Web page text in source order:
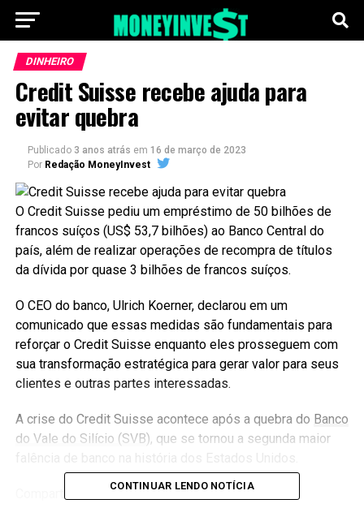
DINHEIRO
Credit Suisse recebe ajuda para
evitar quebra
Publicado 3 anos atrás em 16 de março de 2023
Por Redação MoneyInvest
O Credit Suisse pediu um empréstimo de 50 bilhões de
francos suíços (US$ 53,7 bilhões) ao Banco Central do
país, além de realizar operações de recompra de títulos
da dívida por quase 3 bilhões de francos suíços.
O CEO do banco, Ulrich Koerner, declarou em um
comunicado que essas medidas são fundamentais para
reforçar o Credit Suisse enquanto eles prosseguem com
sua transformação estratégica para gerar valor para seus
clientes e outras partes interessadas.
A crise do Credit Suisse acontece após a quebra do Banco
do Vale do Silício (SVB), que se tornou a segunda maior
Compartilhar:
CONTINUAR LENDO NOTÍCIA